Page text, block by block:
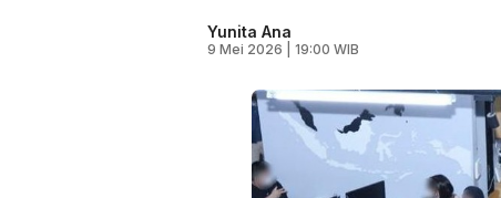
Yunita Ana
9 Mei 2026 | 19:00 WIB